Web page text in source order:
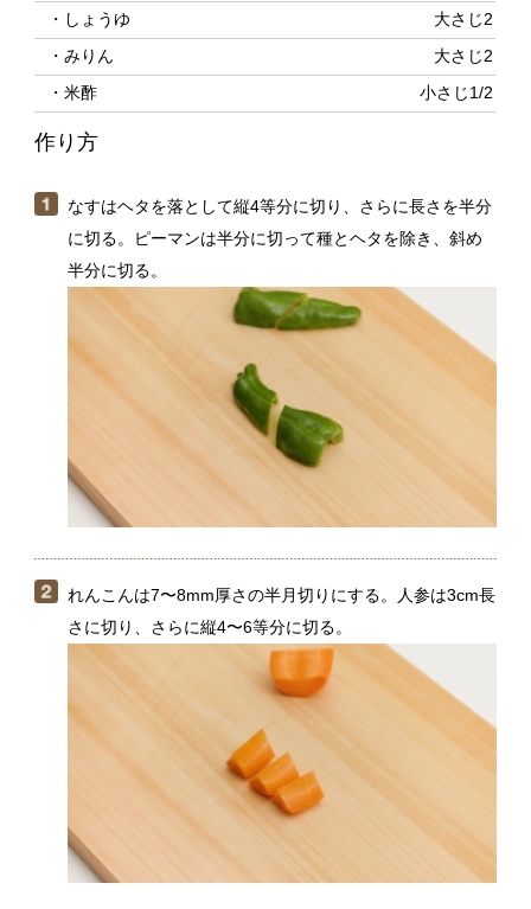
作り方
に切る。ピーマンは半分に切って種とヘタを除き、斜め
れんこんは7〜8mm厚さの半月切りにする。人参は3cm長
さに切り、さらに縦4〜6等分に切る。
保存容器に【ひたし地】の材料を合わせて、混ぜてお